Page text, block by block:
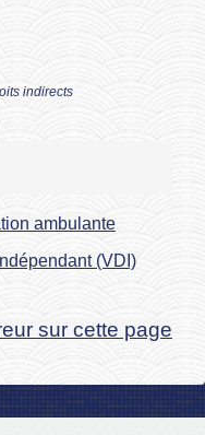
indirects
ambulante
(VDI)
sur cette page